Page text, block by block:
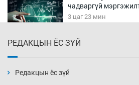
чадваргүй
3 цаг 23 мин
3 цаг 53 мин
РЕДАКЦЫН ЁС ЗҮЙ
Редакцын ёс зүй